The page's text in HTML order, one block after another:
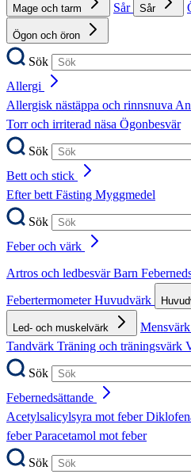
Mage och tarm Sår Sår
Ögon och öron
Sök
Allergi
Allergisk nästäppa och rinnsnuva
Torr och irriterad näsa Ögonbesvär
Sök
Bett och stick
Efter bettFästing Myggmedel
Sök
Feber och värk
Artros och ledbesvärBarn
FebertermometerHuvudvärk
Led- och muskelvärk Mensvärk
Tandvärk Träning och träningsvärk
Sök
Febernedsättande
Acetylsalicylsyra mot feber
feberParacetamol mot feber
Sök